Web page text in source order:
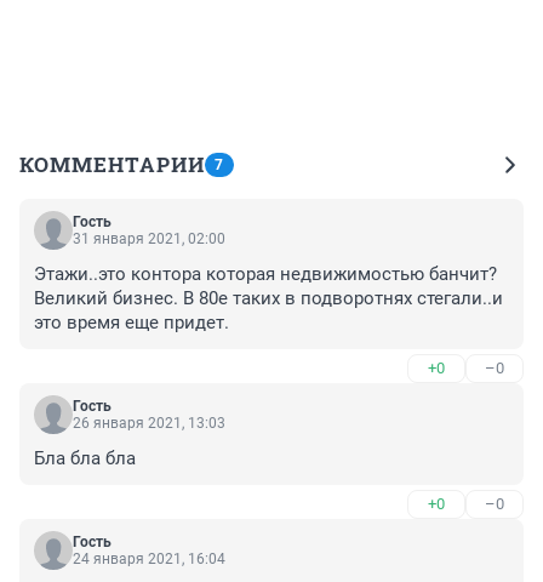
КОММЕНТАРИИ 7
Гость
31 января 2021, 02:00
Этажи..это контора которая недвижимостью банчит?
Великий бизнес. В 80е таких в подворотнях стегали..и
это время еще придет.
+0 –0
Гость
26 января 2021, 13:03
Бла бла бла
+0 –0
Гость
24 января 2021, 16:04